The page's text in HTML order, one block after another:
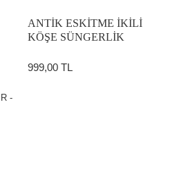
ANTİK ESKİTME İKİLİ
KÖŞE SÜNGERLİK
999,00 TL